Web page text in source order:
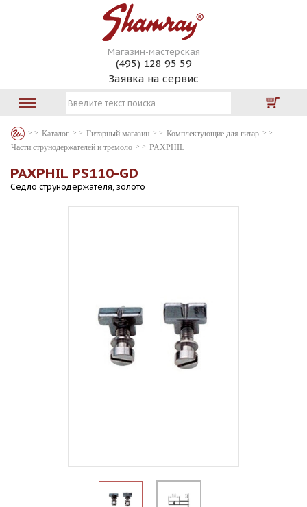
Магазин-мастерская
(495) 128 95 59
Заявка на сервис
Каталог Гитарный магазин
Комплектующие для гитар
Части струнодержателей и тремоло
PAXPHIL
PAXPHIL PS110-GD
Седло струнодержателя, золото